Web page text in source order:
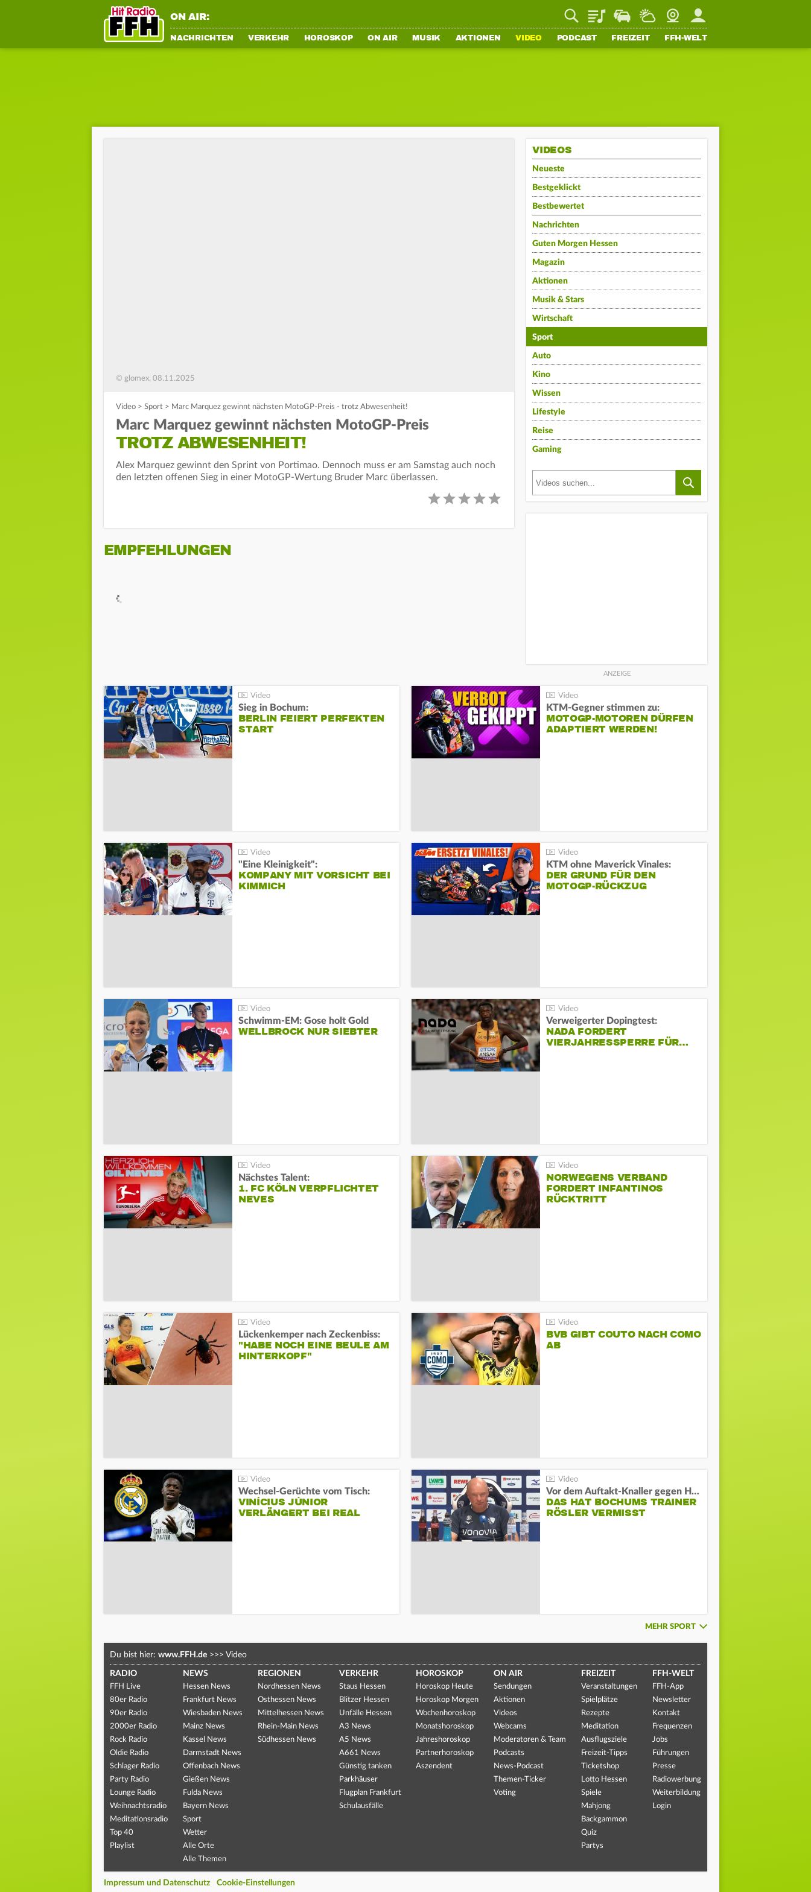
ON AIR: PlaylistStaupilotWetterWebcamMein FFH
NACHRICHTEN VERKEHR HOROSKOP ON AIR MUSIK AKTIONEN VIDEO PODCAST FREIZEIT FFH-WELT
© glomex, 08.11.2025
Video > Sport > Marc Marquez gewinnt nächsten MotoGP-Preis - trotz Abwesenheit!
Marc Marquez gewinnt nächsten MotoGP-Preis
TROTZ ABWESENHEIT!
Alex Marquez gewinnt den Sprint von Portimao. Dennoch muss er am Samstag auch noch
den letzten offenen Sieg in einer MotoGP-Wertung Bruder Marc überlassen.
EMPFEHLUNGEN
VIDEOS
Neueste
Bestgeklickt
Bestbewertet
Nachrichten
Guten Morgen Hessen
Magazin
Aktionen
Musik & Stars
Wirtschaft
Sport
Auto
Kino
Wissen
Lifestyle
Reise
Gaming
Sieg in Bochum:
BERLIN FEIERT PERFEKTEN
START
KTM-Gegner stimmen zu:
MOTOGP-MOTOREN DÜRFEN
ADAPTIERT WERDEN!
"Eine Kleinigkeit":
KOMPANY MIT VORSICHT BEI
KIMMICH
KTM ohne Maverick Vinales:
DER GRUND FÜR DEN
MOTOGP-RÜCKZUG
Schwimm-EM: Gose holt Gold
WELLBROCK NUR SIEBTER
Verweigerter Dopingtest:
NADA FORDERT
VIERJAHRESSPERRE FÜR…
Nächstes Talent:
1. FC KÖLN VERPFLICHTET
NEVES
NORWEGENS VERBAND
FORDERT INFANTINOS
RÜCKTRITT
Lückenkemper nach Zeckenbiss:
"HABE NOCH EINE BEULE AM
HINTERKOPF"
BVB GIBT COUTO NACH COMO
AB
Wechsel-Gerüchte vom Tisch:
VINÍCIUS JÚNIOR
VERLÄNGERT BEI REAL
Vor dem Auftakt-Knaller gegen Hertha:
DAS HAT BOCHUMS TRAINER
RÖSLER VERMISST
MEHR SPORT
Du bist hier: www.FFH.de >>> Video
RADIO
FFH Live
80er Radio
90er Radio
2000er Radio
Rock Radio
Oldie Radio
Schlager Radio
Party Radio
Lounge Radio
Weihnachtsradio
Meditationsradio
Top 40
Playlist
NEWS
Hessen News
Frankfurt News
Wiesbaden News
Mainz News
Kassel News
Darmstadt News
Offenbach News
Gießen News
Fulda News
Bayern News
Sport
Wetter
Alle Orte
Alle Themen
REGIONEN
Nordhessen News
Osthessen News
Mittelhessen News
Rhein-Main News
Südhessen News
VERKEHR
Staus Hessen
Blitzer Hessen
Unfälle Hessen
A3 News
A5 News
A661 News
Günstig tanken
Parkhäuser
Flugplan Frankfurt
Schulausfälle
HOROSKOP
Horoskop Heute
Horoskop Morgen
Wochenhoroskop
Monatshoroskop
Jahreshoroskop
Partnerhoroskop
Aszendent
ON AIR
Sendungen
Aktionen
Videos
Webcams
Moderatoren & Team
Podcasts
News-Podcast
Themen-Ticker
Voting
FREIZEIT
Veranstaltungen
Spielplätze
Rezepte
Meditation
Ausflugsziele
Freizeit-Tipps
Ticketshop
Lotto Hessen
Spiele
Mahjong
Backgammon
Quiz
Partys
FFH-WELT
FFH-App
Newsletter
Kontakt
Frequenzen
Jobs
Führungen
Presse
Radiowerbung
Weiterbildung
Login
Impressum und Datenschutz Cookie-Einstellungen